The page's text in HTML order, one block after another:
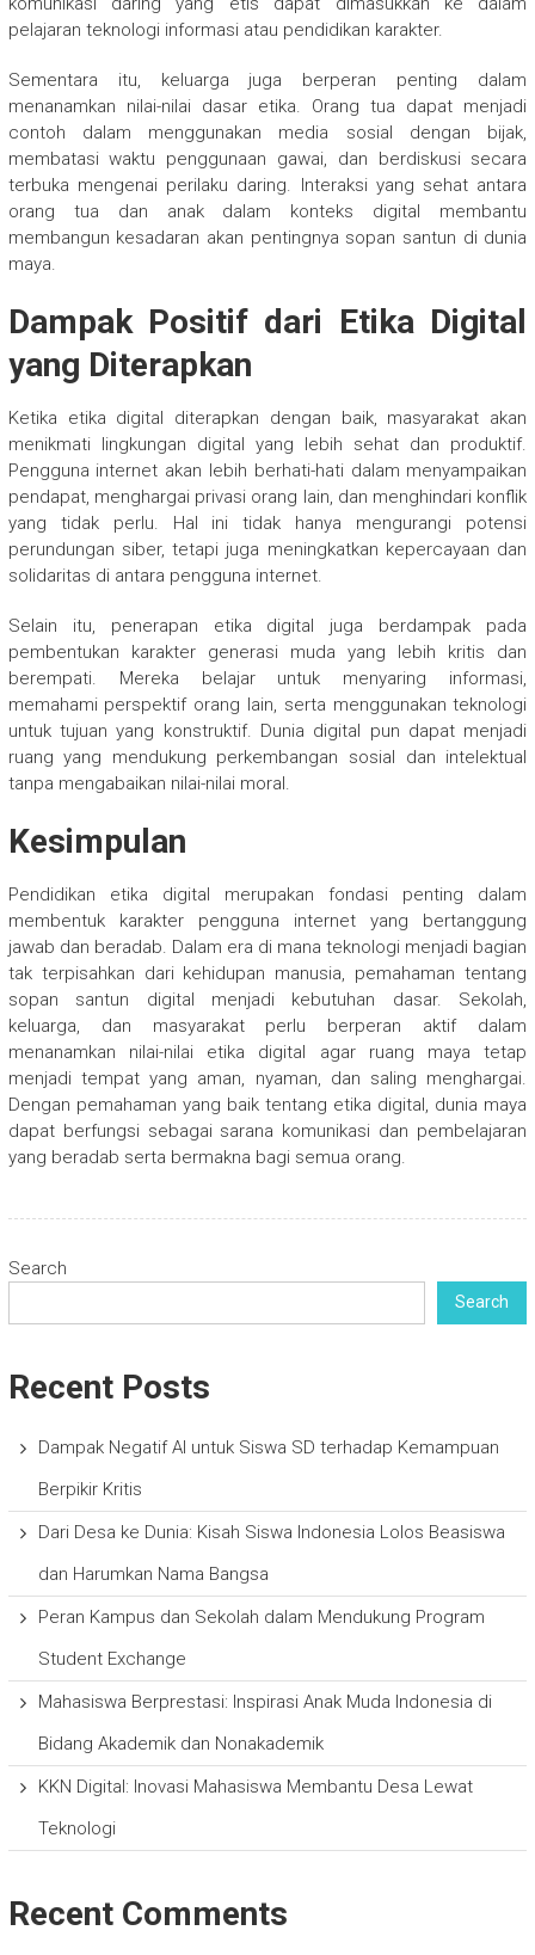
pelajaran teknologi informasi atau pendidikan karakter.
Sementara itu, keluarga juga berperan penting dalam
menanamkan nilai-nilai dasar etika. Orang tua dapat menjadi
contoh dalam menggunakan media sosial dengan bijak,
membatasi waktu penggunaan gawai, dan berdiskusi secara
terbuka mengenai perilaku daring. Interaksi yang sehat antara
orang tua dan anak dalam konteks digital membantu
membangun kesadaran akan pentingnya sopan santun di dunia
maya.
Dampak Positif dari Etika Digital
yang Diterapkan
Ketika etika digital diterapkan dengan baik, masyarakat akan
menikmati lingkungan digital yang lebih sehat dan produktif.
Pengguna internet akan lebih berhati-hati dalam menyampaikan
pendapat, menghargai privasi orang lain, dan menghindari konflik
yang tidak perlu. Hal ini tidak hanya mengurangi potensi
perundungan siber, tetapi juga meningkatkan kepercayaan dan
solidaritas di antara pengguna internet.
Selain itu, penerapan etika digital juga berdampak pada
pembentukan karakter generasi muda yang lebih kritis dan
berempati. Mereka belajar untuk menyaring informasi,
memahami perspektif orang lain, serta menggunakan teknologi
untuk tujuan yang konstruktif. Dunia digital pun dapat menjadi
ruang yang mendukung perkembangan sosial dan intelektual
tanpa mengabaikan nilai-nilai moral.
Kesimpulan
Pendidikan etika digital merupakan fondasi penting dalam
membentuk karakter pengguna internet yang bertanggung
jawab dan beradab. Dalam era di mana teknologi menjadi bagian
tak terpisahkan dari kehidupan manusia, pemahaman tentang
sopan santun digital menjadi kebutuhan dasar. Sekolah,
keluarga, dan masyarakat perlu berperan aktif dalam
menanamkan nilai-nilai etika digital agar ruang maya tetap
menjadi tempat yang aman, nyaman, dan saling menghargai.
Dengan pemahaman yang baik tentang etika digital, dunia maya
dapat berfungsi sebagai sarana komunikasi dan pembelajaran
yang beradab serta bermakna bagi semua orang.
Search
Search
Recent Posts
Dampak Negatif AI untuk Siswa SD terhadap Kemampuan
Berpikir Kritis
Dari Desa ke Dunia: Kisah Siswa Indonesia Lolos Beasiswa
dan Harumkan Nama Bangsa
Peran Kampus dan Sekolah dalam Mendukung Program
Student Exchange
Mahasiswa Berprestasi: Inspirasi Anak Muda Indonesia di
Bidang Akademik dan Nonakademik
KKN Digital: Inovasi Mahasiswa Membantu Desa Lewat
Teknologi
Recent Comments